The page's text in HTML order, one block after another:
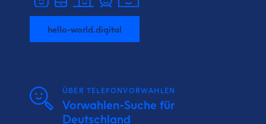
hello-world.digital
ÜBER TELEFONVORWAHLEN
Vorwahlen-Suche für
Deutschland